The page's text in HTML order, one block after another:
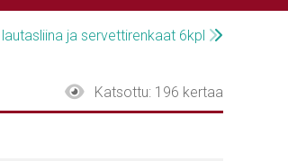
ja servettirenkaat 6kpl
Katsottu: 196 kertaa